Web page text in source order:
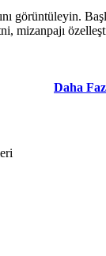
görüntüleyin.
mizanpajı
Daha